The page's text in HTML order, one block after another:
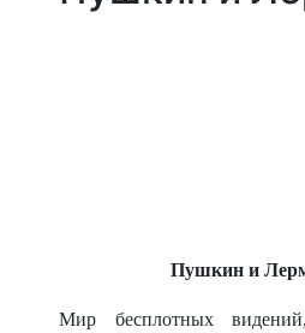
Пушкин и
Мир бесплотных